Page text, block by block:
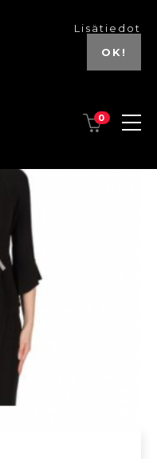
Lisätiedot
OK!
0